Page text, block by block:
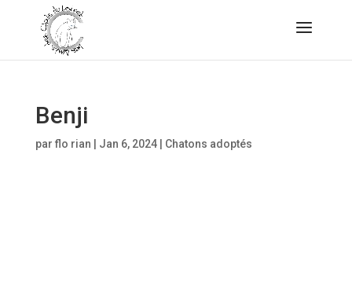
Benji
par flo rian Jan 6, 2024| Chatons adoptés